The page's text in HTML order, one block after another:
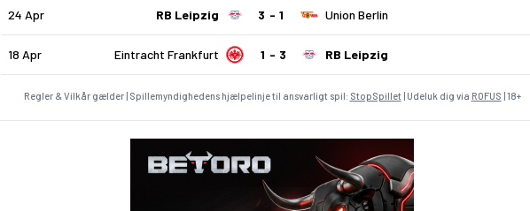
24 Apr RB Leipzig Union Berlin
3 1
18 Apr Eintracht Frankfurt RB Leipzig
1 3
Regler & Vilkår gælder | Spillemyndighedens hjælpelinje til ansvarligt spil: StopSpillet| Udeluk dig via ROFUS | 18+